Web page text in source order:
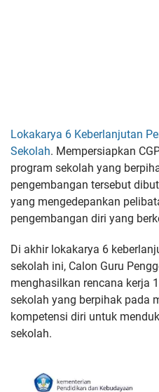
Lokakarya 6 Keberlanjutan
Sekolah. Mempersiapkan
program sekolah yang
pengembangan tersebut
yang mengedepankan
pengembangan diri yang
Di akhir lokakarya 6
sekolah ini, Calon Guru
menghasilkan rencana kerja
sekolah yang berpihak pada
kompetensi diri untuk
sekolah.